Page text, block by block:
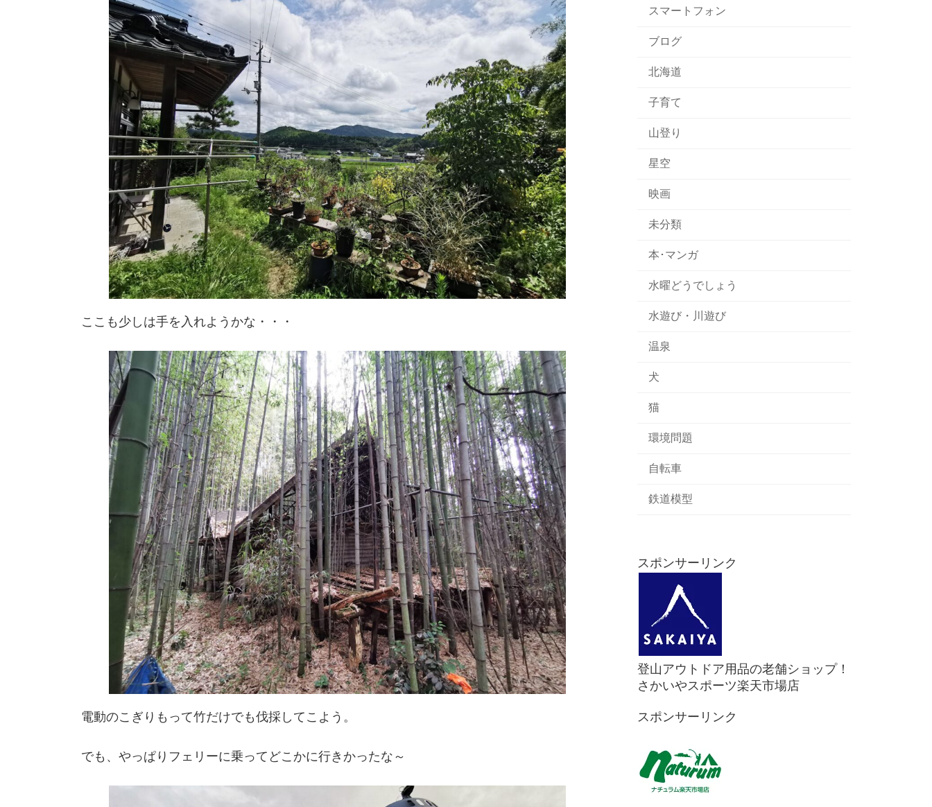
ここも少しは手を入れようかな・・・
電動のこぎりもって竹だけでも伐採してこよう。
でも、やっぱりフェリーに乗ってどこかに行きかったな～
スマートフォン
ブログ
北海道
子育て
山登り
星空
映画
未分類
本･マンガ
水曜どうでしょう
水遊び・川遊び
温泉
犬
猫
環境問題
自転車
鉄道模型
スポンサーリンク
登山アウトドア用品の老舗ショップ！
さかいやスポーツ楽天市場店
スポンサーリンク